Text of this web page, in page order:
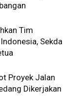
Tim
Sekda
Proyek Jalan
Dikerjakan